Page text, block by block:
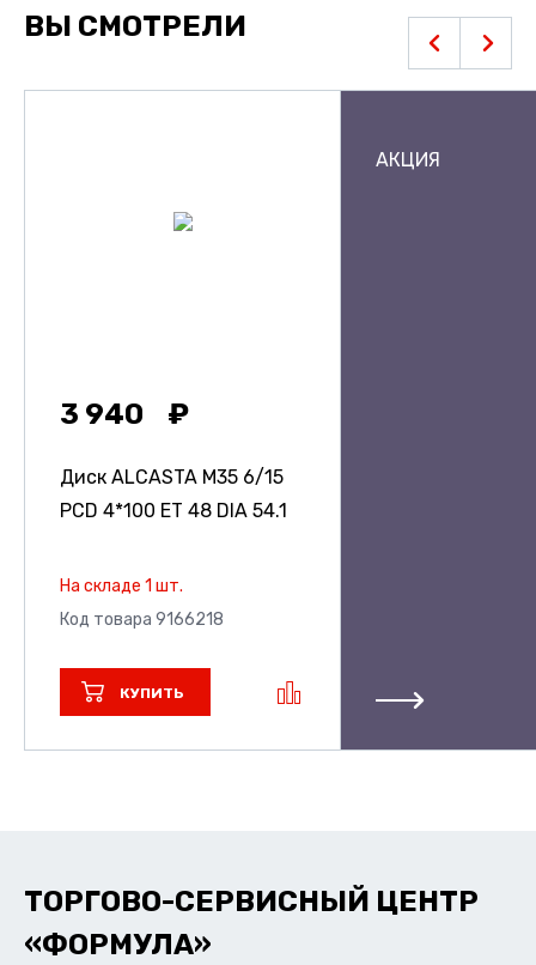
ВЫ СМОТРЕЛИ
3 940
Диск ALCASTA M35 6/15
PCD 4*100 ET 48 DIA 54.1
На складе 1 шт.
Код товара 9166218
КУПИТЬ
АКЦИЯ
ТОРГОВО-СЕРВИСНЫЙ ЦЕНТР
«ФОРМУЛА»